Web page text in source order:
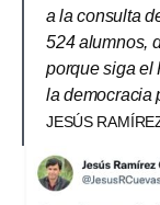
a la consulta
524 alumnos,
porque siga el
la democracia
JESÚS